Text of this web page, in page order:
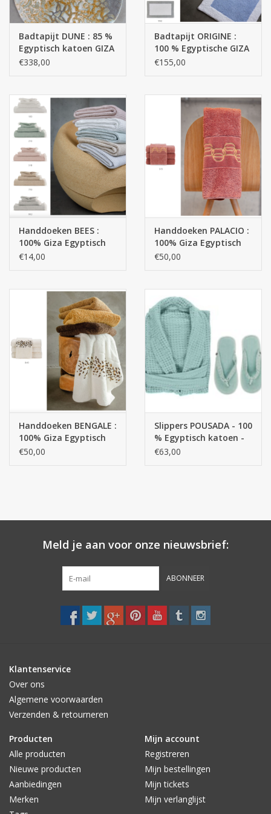
Badtapijt DUNE : 85 %
Egyptisch katoen GIZA
lange draad / 8 % Acryl
€338,00
Badtapijt ORIGINE :
100 % Egyptische GIZA
katoen lange draden -
€155,00
Handdoeken BEES :
100% Giza Egyptisch
katoen extra lange
€14,00
Handdoeken PALACIO :
100% Giza Egyptisch
katoen extra lange
€50,00
Handdoeken BENGALE :
100% Giza Egyptisch
katoen extra lange
€50,00
Slippers POUSADA - 100
% Egyptisch katoen -
GIZA / lange draad , /
€63,00
Meld je aan voor onze nieuwsbrief:
ABONNEER
Klantenservice
Over ons
Algemene voorwaarden
Verzenden & retourneren
Producten
Alle producten
Nieuwe producten
Aanbiedingen
Merken
Mijn account
Registreren
Mijn bestellingen
Mijn tickets
Mijn verlanglijst